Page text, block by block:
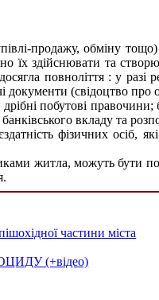
продажу, обміну
їх здійснювати та
повноліття : у
документи (свідоцтво
дрібні побутові
вкладу та
фізичних
житла, можуть бути
частини міста
(+відео)